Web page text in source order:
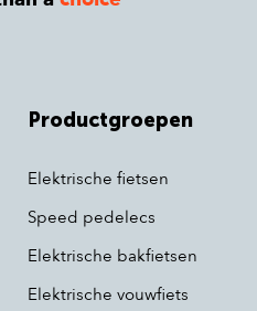
Productgroepen
Elektrische fietsen
Speed pedelecs
Elektrische bakfietsen
Elektrische vouwfiets